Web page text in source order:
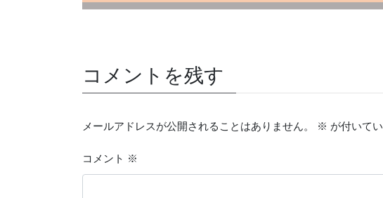
コメントを残す
メールアドレスが公開されることはありません。 ※ が付いて
コメント ※